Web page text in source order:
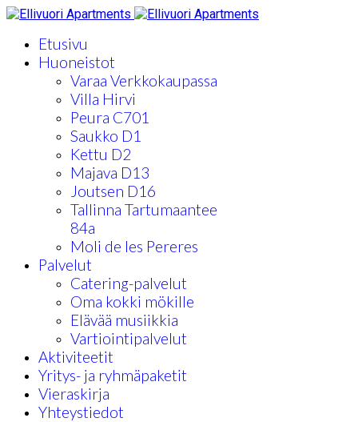
Etusivu
Huoneistot
Varaa Verkkokaupassa
Villa Hirvi
Peura C701
Saukko D1
Kettu D2
Majava D13
Joutsen D16
Tallinna Tartumaantee
84a
Moli de les Pereres
Palvelut
Catering-palvelut
Oma kokki mökille
Elävää musiikkia
Vartiointipalvelut
Aktiviteetit
Yritys- ja ryhmäpaketit
Vieraskirja
Yhteystiedot